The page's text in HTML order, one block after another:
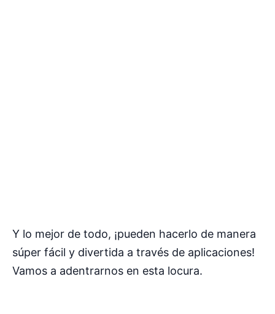
Y lo mejor de todo, ¡pueden hacerlo de manera
súper fácil y divertida a través de aplicaciones!
Vamos a adentrarnos en esta locura.